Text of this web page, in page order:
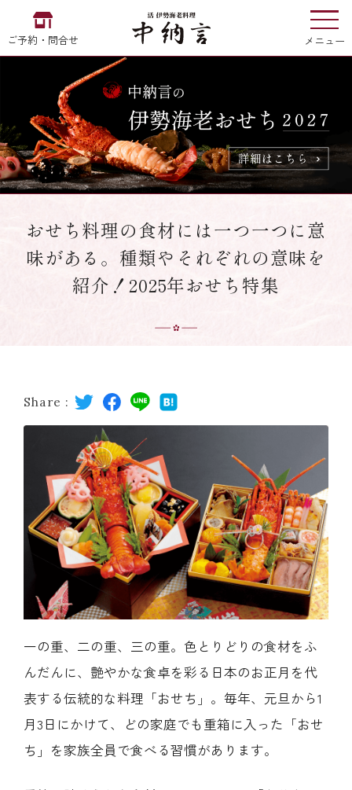
ご予約・問合せ メニュー
中納言のお食い初め
EN 中文 한국어
中納言の伊勢海老
ご結婚式 1.5次会・
二次会
オンライン通販
(造り/焼物/蒸し/ボイル伊勢海老)
(ごちそう重/誕生日重/還暦重/お食い初め重)
(生おせち/おせち冷凍)
弁当宅配・仕出し
鉄板焼 ひかり
製薬会社・MR
企業情報
プライバシーポリシー
サイトマップ
採用情報
ご意見・お問合せ
取引先エントリー
おせち料理の食材には一つ一つに意
味がある。種類やそれぞれの意味を
紹介！2025年おせち特集
Share :
一の重、二の重、三の重。色とりどりの食材をふ
んだんに、艶やかな食卓を彩る日本のお正月を代
表する伝統的な料理「おせち」。毎年、元旦から1
月3日にかけて、どの家庭でも重箱に入った「おせ
ち」を家族全員で食べる習慣があります。